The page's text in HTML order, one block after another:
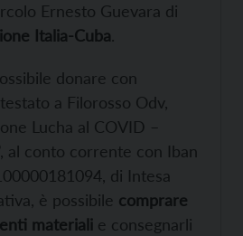
Ernesto Guevara di
Italia-Cuba.
donare con
a Filorosso Odv,
Lucha al COVID –
al conto corrente con Iban
di Intesa
è possibile comprare
materiali e consegnarli